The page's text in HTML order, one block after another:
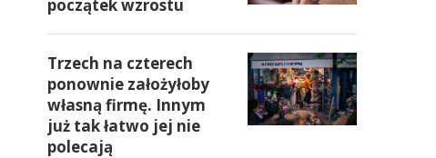
początek wzrostu
Trzech na czterech
ponownie założyłoby
własną firmę. Innym
już tak łatwo jej nie
polecają